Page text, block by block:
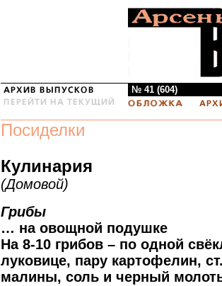
№ 41 (604)
Посиделки
Кулинария
(Домовой)
Грибы
… на овощной подушке
На 8-10 грибов – по одной
луковице, пару картофелин,
малины, соль и черный